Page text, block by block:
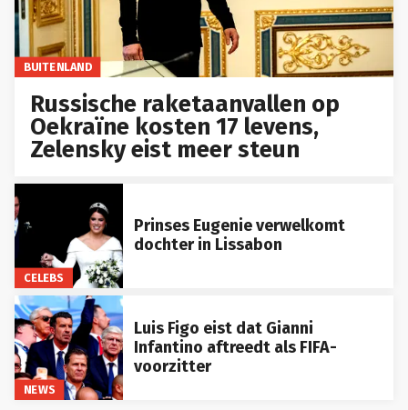
BUITENLAND
Russische raketaanvallen op
Oekraïne kosten 17 levens,
Zelensky eist meer steun
CELEBS
Prinses Eugenie verwelkomt
dochter in Lissabon
NEWS
Luis Figo eist dat Gianni
Infantino aftreedt als FIFA-
voorzitter